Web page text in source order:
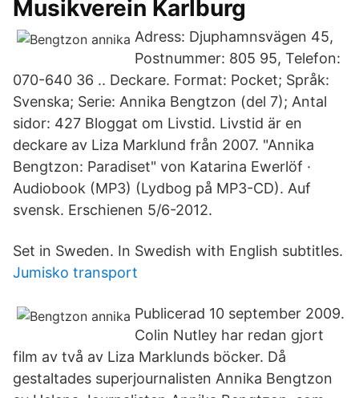
Musikverein Karlburg
Adress: Djuphamnsvägen 45,
Postnummer: 805 95, Telefon:
070-640 36 .. Deckare. Format: Pocket; Språk:
Svenska; Serie: Annika Bengtzon (del 7); Antal
sidor: 427 Bloggat om Livstid. Livstid är en
deckare av Liza Marklund från 2007. "Annika
Bengtzon: Paradiset" von Katarina Ewerlöf ·
Audiobook (MP3) (Lydbog på MP3-CD). Auf
svensk. Erschienen 5/6-2012.
Set in Sweden. In Swedish with English subtitles.
Jumisko transport
Publicerad 10 september 2009.
Colin Nutley har redan gjort
film av två av Liza Marklunds böcker. Då
gestaltades superjournalisten Annika Bengtzon